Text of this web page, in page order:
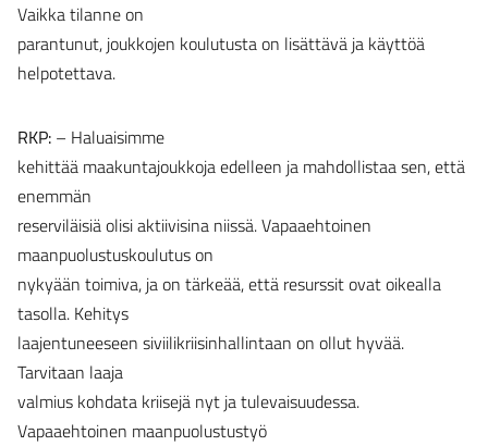
Vaikka tilanne on
parantunut, joukkojen koulutusta on lisättävä ja käyttöä
helpotettava.
RKP: – Haluaisimme
kehittää maakuntajoukkoja edelleen ja mahdollistaa sen, että
enemmän
reserviläisiä olisi aktiivisina niissä. Vapaaehtoinen
maanpuolustuskoulutus on
nykyään toimiva, ja on tärkeää, että resurssit ovat oikealla
tasolla. Kehitys
laajentuneeseen siviilikriisinhallintaan on ollut hyvää.
Tarvitaan laaja
valmius kohdata kriisejä nyt ja tulevaisuudessa.
Vapaaehtoinen maanpuolustustyö